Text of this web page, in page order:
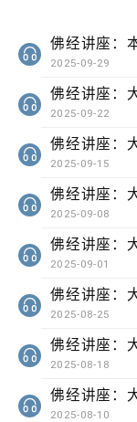
佛经讲座：
2025-09-29
佛经讲座：
2025-09-22
佛经讲座：
2025-09-15
佛经讲座：
2025-09-08
佛经讲座：
2025-09-01
佛经讲座：
2025-08-25
佛经讲座：
2025-08-18
佛经讲座：
2025-08-10